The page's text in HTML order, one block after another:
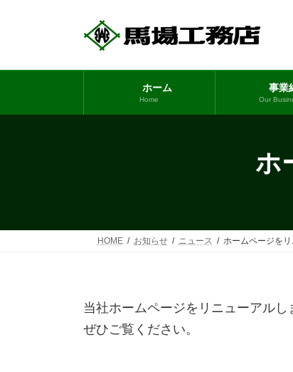
ホーム
Home
事業
Our
ホ
HOME お知らせ ニュース ホームページを
当社ホームページをリニューアル
ぜひご覧ください。